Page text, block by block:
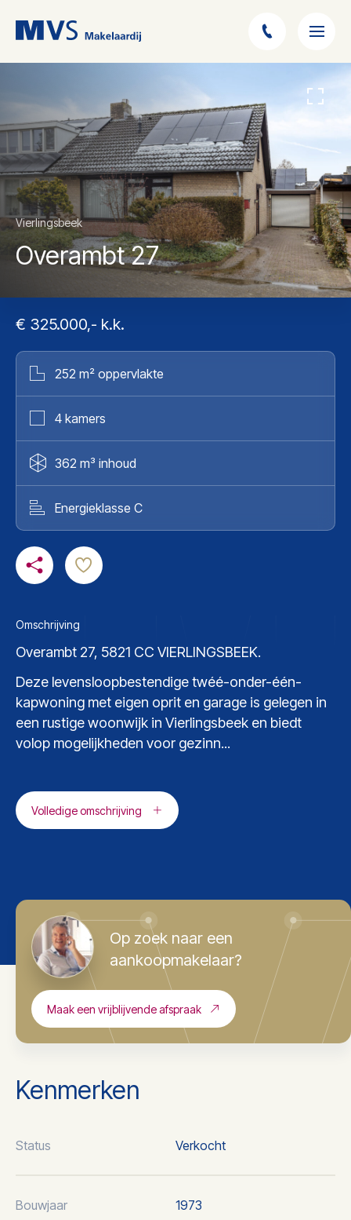
Vierlingsbeek
Overambt 27
€ 325.000,- k.k.
252 m² oppervlakte
4 kamers
362 m³ inhoud
Energieklasse C
Omschrijving
Overambt 27, 5821 CC VIERLINGSBEEK.
Deze levensloopbestendige twéé-onder-één-
kapwoning met eigen oprit en garage is gelegen in
een rustige woonwijk in Vierlingsbeek en biedt
volop mogelijkheden voor gezinn...
Volledige omschrijving
Op zoek naar een
aankoopmakelaar?
Maak een vrijblijvende afspraak
Kenmerken
Status Verkocht
Bouwjaar 1973